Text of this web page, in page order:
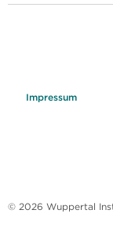
Impressum
© 2026 Wuppertal